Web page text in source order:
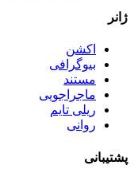
ژانر
اکشن
بیوگرافی
مستند
ماجراجویی
ریلی تایم
روانی
پشتیبانی